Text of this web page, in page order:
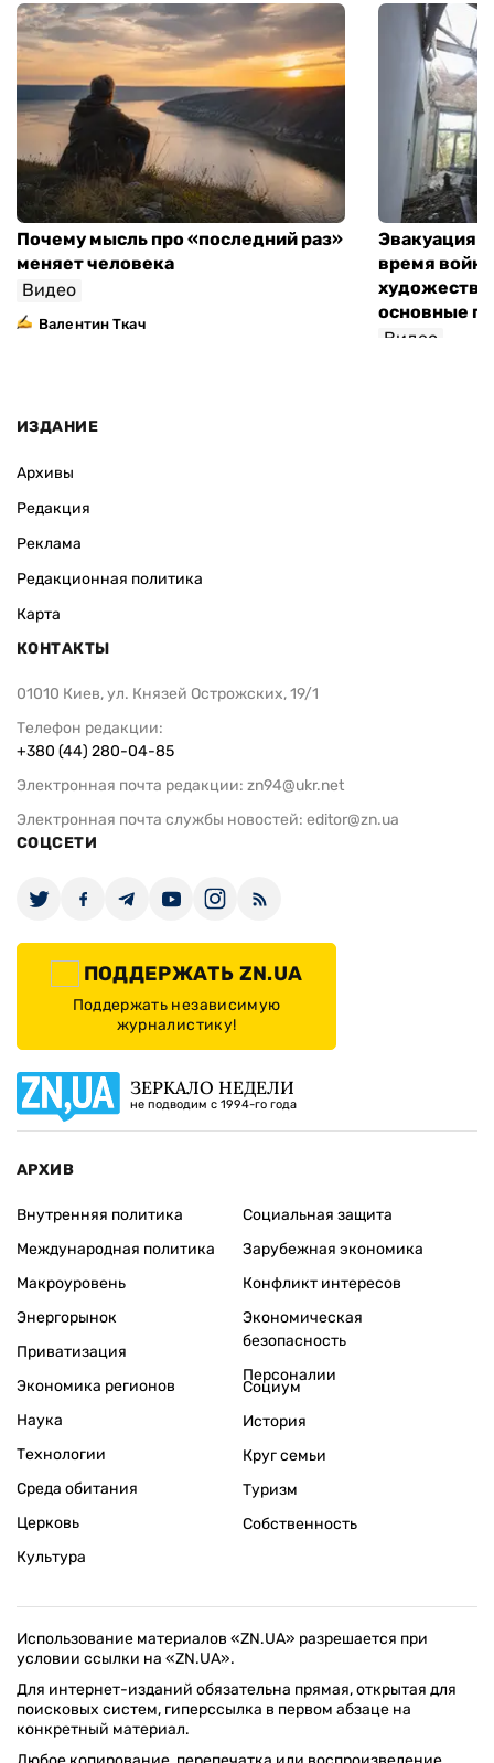
Почему мысль про «последний раз»
меняет человека
Видео
Валентин Ткач
Эвакуация
время
основные
Видео
ИЗДАНИЕ
Архивы
Редакция
Реклама
Редакционная политика
Карта
КОНТАКТЫ
01010 Киев, ул. Князей Острожских, 19/1
Телефон редакции:
+380 (44) 280-04-85
Электронная почта редакции: zn94@ukr.net
Электронная почта службы новостей: editor@zn.ua
СОЦСЕТИ
ПОДДЕРЖАТЬ ZN.UA
Поддержать независимую
журналистику!
ЗЕРКАЛО НЕДЕЛИ
не подводим с 1994-го года
АРХИВ
Внутренняя политика
Международная политика
Макроуровень
Энергорынок
Приватизация
Экономика регионов
Социальная защита
Зарубежная экономика
Конфликт интересов
Экономическая
безопасность
Персоналии
Наука
Технологии
Среда обитания
Церковь
Культура
Социум
История
Круг семьи
Туризм
Собственность
Использование материалов «ZN.UA» разрешается при
условии ссылки на «ZN.UA».
Для интернет-изданий обязательна прямая, открытая для
поисковых систем, гиперссылка в первом абзаце на
конкретный материал.